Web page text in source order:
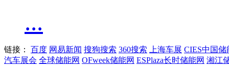
...
链接： 百度 网易新闻 搜狗搜索 360搜索 上海车展 CIES中国储
汽车展会 全球储能网 OFweek储能网 ESPlaza长时储能网 湘江